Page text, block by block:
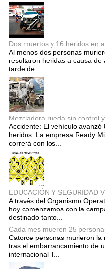
Dos muertos y 16 heridos en
Al menos dos personas
resultaron heridas a causa de
tarde de...
Mezcladora rueda sin control
Accidente: El vehículo
heridos. La empresa Ready
correrá con los...
EDUCACIÓN Y SEGURIDAD
A través del Organismo
hoy comenzamos con la
destinado tanto...
Cada mes mueren 25
Catorce personas murieron la
tras el embarrancamiento de
internacional T...